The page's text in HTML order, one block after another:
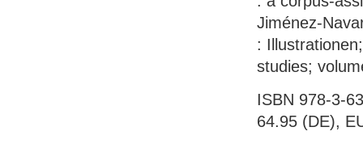
Jiménez-
:
studies;
ISBN 978-3-
64.95 (DE),